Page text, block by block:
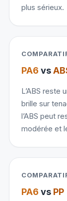
plus sérieux.
PA6 vs
L’ABS reste
brille sur
l’ABS peut
modérée et
PA6 vs PP